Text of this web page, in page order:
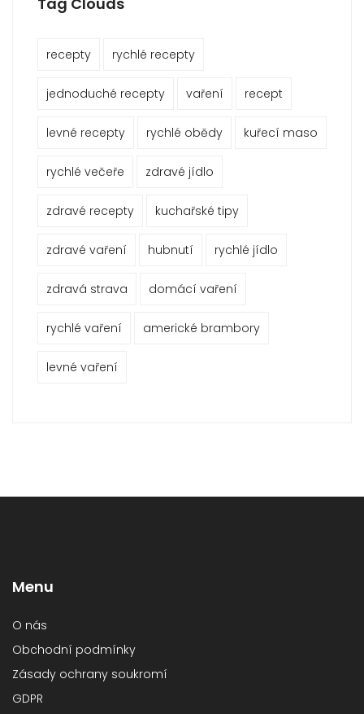
recepty rychlé recepty
jednoduché recepty vaření recept
levné recepty rychlé obědy kuřecí maso
rychlé večeře zdravé jídlo
zdravé recepty kuchařské tipy
zdravé vaření hubnutí rychlé jídlo
zdravá strava domácí vaření
rychlé vaření americké brambory
levné vaření
Menu
O nás
Obchodní podmínky
Zásady ochrany soukromí
GDPR